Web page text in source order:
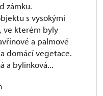
zámku.
s vysokými
ve kterém byly
a palmové
domácí vegetace.
a bylinková...